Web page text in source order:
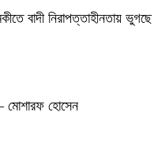
বাদী নিরাপত্তাহীনতায় ভুগছে
হোসেন